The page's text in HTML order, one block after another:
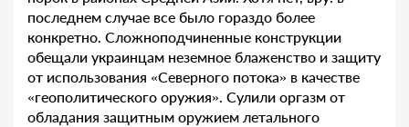
последнем случае все было гораздо более
конкретно. Сложноподчиненные конструкции
обещали украинцам неземное блаженство и защиту
от использования «Северного потока» в качестве
«геополитического оружия». Сулили оргазм от
обладания защитным оружием летального